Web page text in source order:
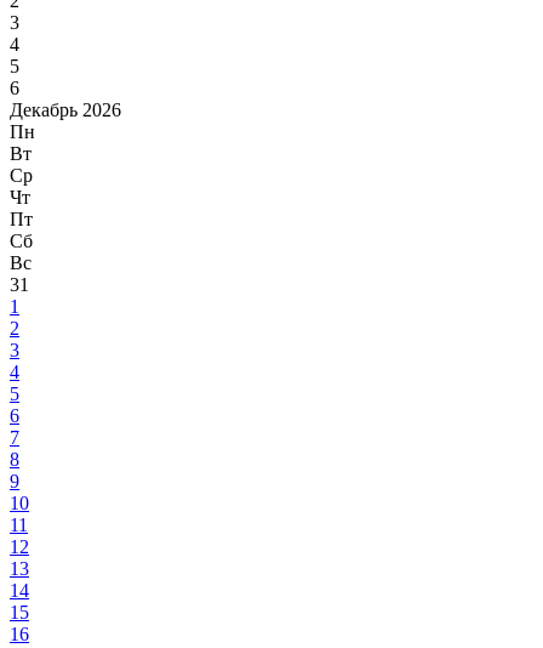
3
4
5
6
Декабрь 2026
Пн
Вт
Ср
Чт
Пт
Сб
Вс
31
1
2
3
4
5
6
7
8
9
10
11
12
13
14
15
16